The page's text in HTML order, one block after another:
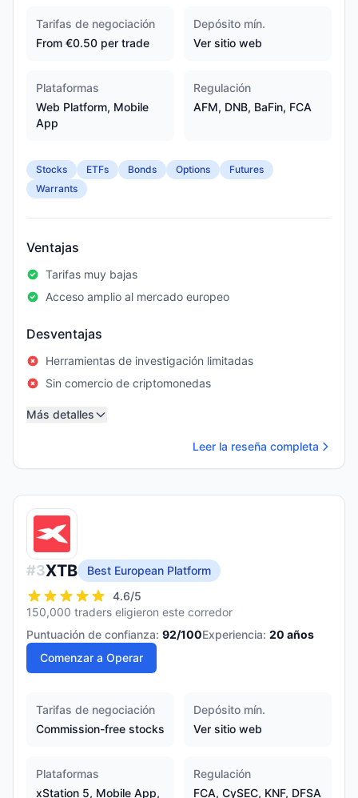
Tarifas de negociación
From €0.50 per trade
Depósito mín.
Ver sitio web
Plataformas
Web Platform, Mobile
App
Regulación
AFM, DNB, BaFin, FCA
Stocks ETFs Bonds Options
Futures
Warrants
Ventajas
Tarifas muy bajas
Acceso amplio al mercado europeo
Desventajas
Herramientas de investigación limitadas
Sin comercio de criptomonedas
Más detalles
Leer la reseña completa
#3XTB
Best European Platform
4.6/5
150,000 traders eligieron este corredor
Puntuación de confianza: 92/100Experiencia: 20 años
Comenzar a Operar
Tarifas de negociación
Commission-free stocks
Depósito mín.
Ver sitio web
Plataformas
xStation 5, Mobile App,
Regulación
FCA, CySEC, KNF, DFSA